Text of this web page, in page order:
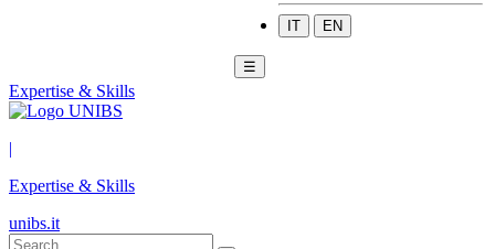
IT EN
☰
Expertise & Skills
|
Expertise & Skills
unibs.it